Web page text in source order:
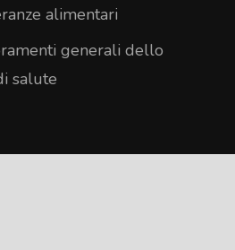
alimentari
generali dello
salute